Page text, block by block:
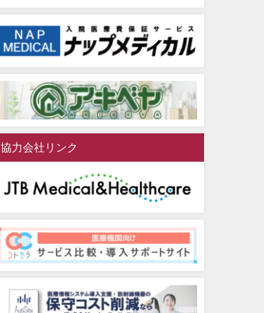
協力会社リンク